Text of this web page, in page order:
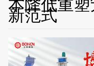
本降低重
新范式